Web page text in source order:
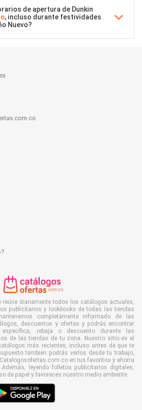
de apertura de Dunkin
, incluso durante festividades
Nuevo?
reúne diariamente todos los catálogos actuales,
publicitarios y lookbooks de todas las tiendas
completamente informado de las
descuentos y ofertas y podrás encontrar
rebaja o descuento durante las
de las tiendas de tu zona. Nuestro sitio es el
más recientes, incluso antes de que te
también podrás verlos desde tu trabajo,
en tus favoritos y ahorra
leyendo folletos publicitarios digitales,
de papel y favoreces nuestro medio ambiente.